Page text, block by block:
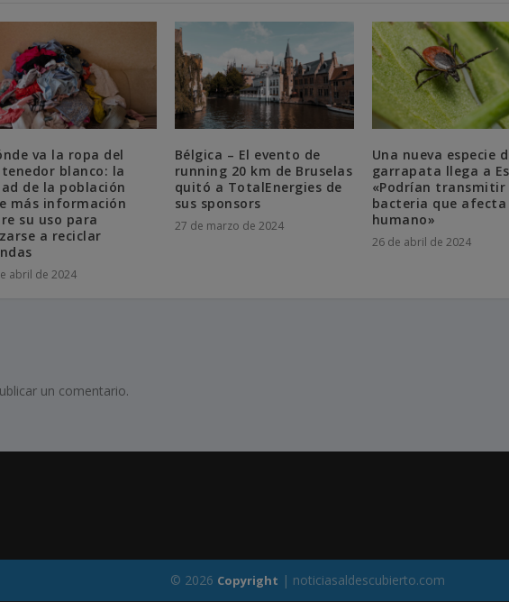
va la ropa del
blanco: la
de la población
más información
su uso para
a reciclar
abril de 2024
Bélgica – El evento de
running 20 km de Bruselas
quitó a TotalEnergies de
sus sponsors
27 de marzo de 2024
Una nueva especie
garrapata llega a
«Podrían transmitir
bacteria que afecta
humano»
26 de abril de 2024
un comentario.
© 2026 Copyright | noticiasaldescubierto.com